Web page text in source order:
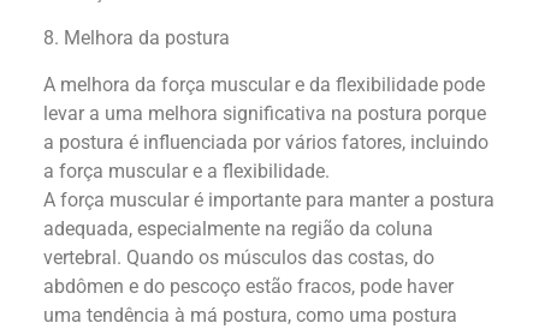
8. Melhora da postura
A melhora da força muscular e da flexibilidade pode
levar a uma melhora significativa na postura porque
a postura é influenciada por vários fatores, incluindo
a força muscular e a flexibilidade.
A força muscular é importante para manter a postura
adequada, especialmente na região da coluna
vertebral. Quando os músculos das costas, do
abdômen e do pescoço estão fracos, pode haver
uma tendência à má postura, como uma postura